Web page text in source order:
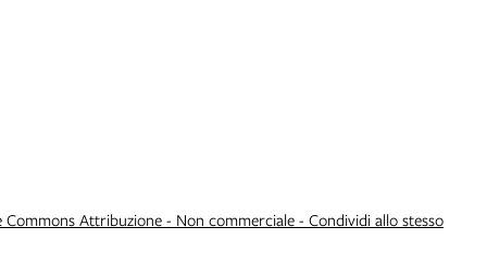
Commons Attribuzione - Non commerciale - Condividi allo stesso